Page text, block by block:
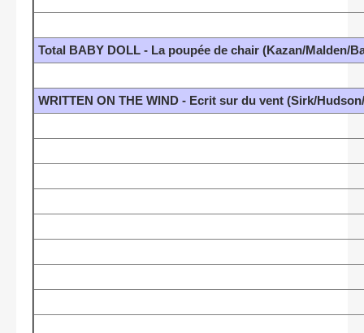
Total BABY DOLL - La poupée de chair (Kazan/Malden/
WRITTEN ON THE WIND - Ecrit sur du vent (Sirk/